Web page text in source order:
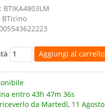
BTIKA4803LM
entro43h 47m 36s
da Martedì, 11 Agosto